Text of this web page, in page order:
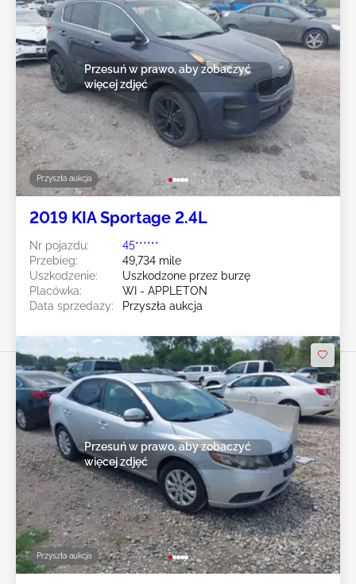
Przyszła aukcja
Przesuń w prawo, aby zobaczyć
więcej zdjęć
2019 KIA Sportage 2.4L
Nr pojazdu:
45******
Przebieg:
49,734 mile
Uszkodzenie:
Uszkodzone przez burzę
Placówka:
WI - APPLETON
Data sprzedaży:
Przyszła aukcja
Przyszła aukcja
Przesuń w prawo, aby zobaczyć
więcej zdjęć